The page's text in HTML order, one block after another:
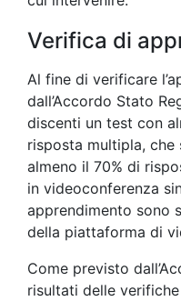
Verifica di
Al fine di verificare
dall’Accordo Stato
discenti un test con
risposta multipla, che
almeno il 70% di
in videoconferenza
apprendimento sono
della piattaforma di
Come previsto
risultati delle verifiche